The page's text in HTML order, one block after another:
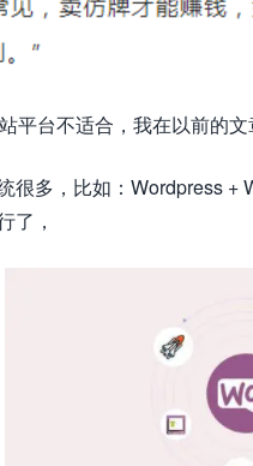
台不适合，我在以前的文
多，比如：Wordpress +
了，